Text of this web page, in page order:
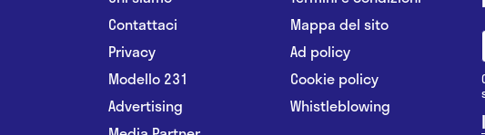
Contattaci
Privacy
Modello 231
Advertising
Mappa del sito
Ad policy
Cookie policy
Whistleblowing